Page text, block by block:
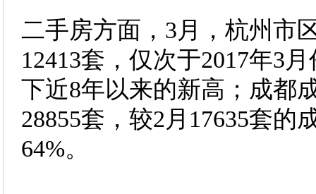
二手房方面，3月，杭州市
12413套，仅次于2017年3
下近8年以来的新高；成都
28855套，较2月17635套的
64%。